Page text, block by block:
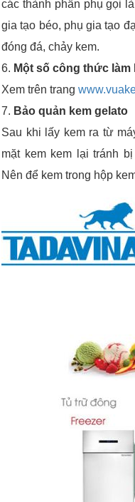
các thành phần phụ gọi
gia tạo béo, phụ gia tạo
đóng đá, chảy kem.
6. Một số công thức làm
Xem trên trang
7. Bảo quản kem gelato
Sau khi lấy kem ra từ
mặt kem kem lại tránh
Nên để kem trong hộp